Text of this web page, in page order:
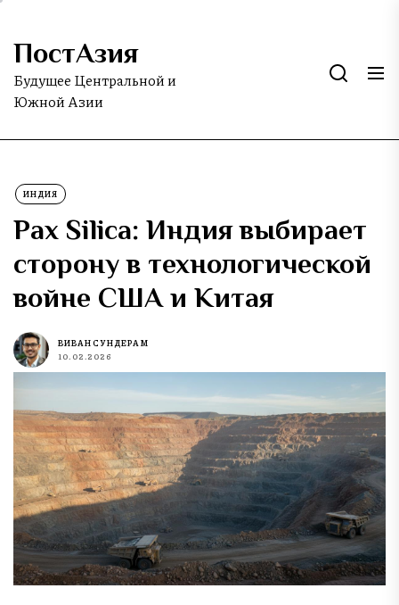
Skip
the
content
ПостАзия
Будущее Центральной и
Южной Азии
ИНДИЯ
Pax Silica: Индия выбирает
сторону в технологической
войне США и Китая
ВИВАН СУНДЕРАМ
10.02.2026